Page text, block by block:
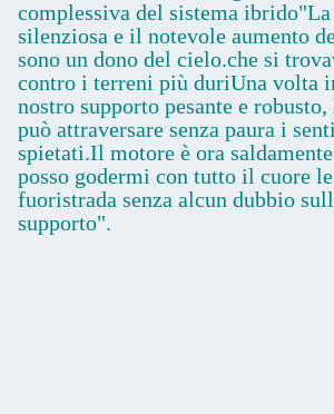
complessiva del sistema ibrido"La
silenziosa e il notevole aumento
sono un dono del cielo.che si
contro i terreni più duriUna volta
nostro supporto pesante e
può attraversare senza paura i
spietati.Il motore è ora
posso godermi con tutto il cuore
fuoristrada senza alcun dubbio
supporto".